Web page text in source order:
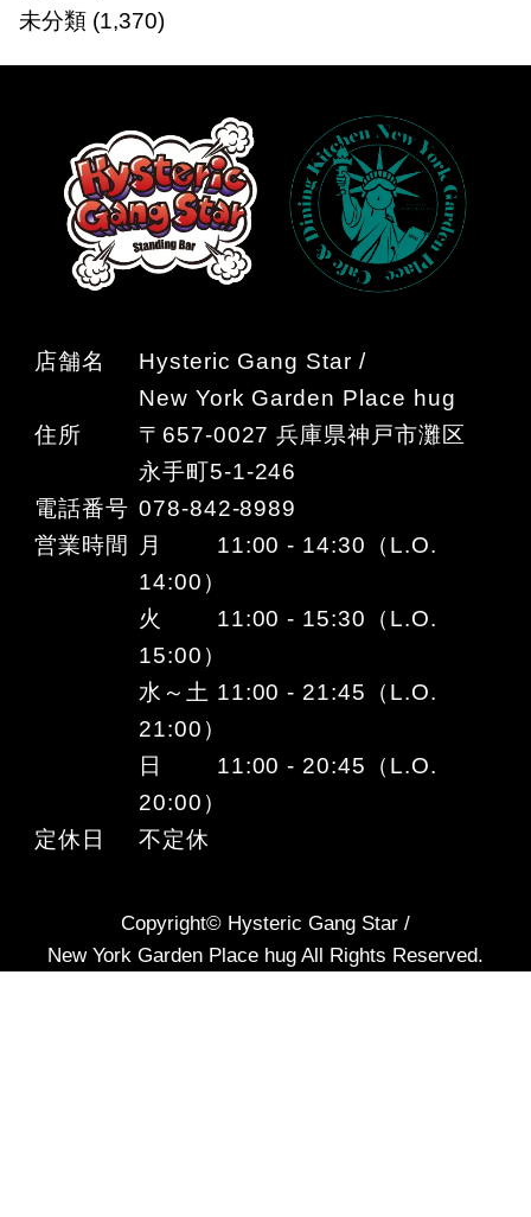
未分類(1,370)
店舗名
Hysteric Gang Star /
New York Garden Place hug
住所
〒657-0027 兵庫県神戸市灘区
永手町5-1-246
電話番号 078-842-8989
営業時間
月 11:00 - 14:30（L.O.
14:00）
火 11:00 - 15:30（L.O.
15:00）
水～土 11:00 - 21:45（L.O.
21:00）
日 11:00 - 20:45（L.O.
20:00）
定休日
不定休
Copyright© Hysteric Gang Star /
New York Garden Place hug All Rights Reserved.